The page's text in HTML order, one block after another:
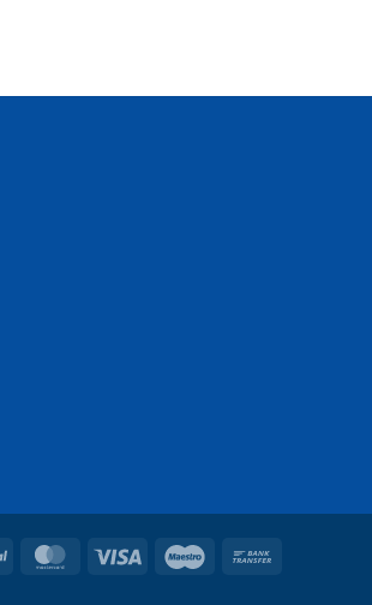
PayPal MasterCard
Visa Maestro